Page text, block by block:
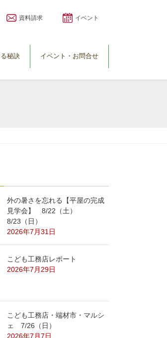
資料請求 イベント
秘訣 イベント・お問合せ
外の暑さを忘れる【平屋の完成
見学会】 8/22（土）
8/23（日）
2026年7月31日
こども工務店レポート
2026年7月29日
こども工務店・端材市・マルシ
ェ 7/26（日）
2026年7月7日